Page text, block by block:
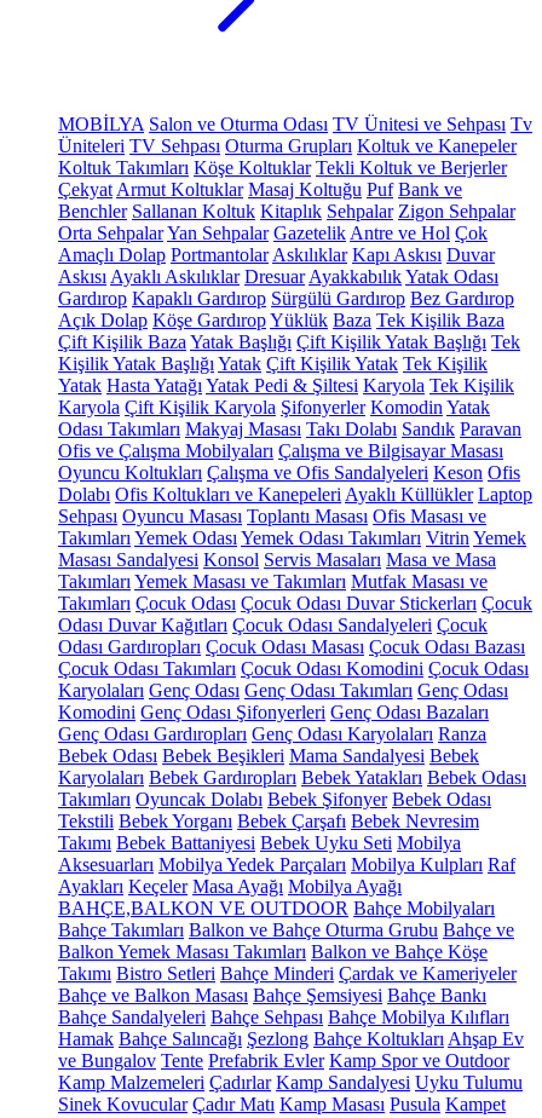
MOBİLYA Salon ve Oturma Odası TV Ünitesi ve Sehpası Tv
Üniteleri TV Sehpası Oturma Grupları Koltuk ve Kanepeler
Koltuk Takımları Köşe Koltuklar Tekli Koltuk ve Berjerler
Çekyat Armut Koltuklar Masaj Koltuğu Puf Bank ve
Benchler Sallanan Koltuk Kitaplık Sehpalar Zigon Sehpalar
Orta SehpalarYan Sehpalar Gazetelik Antre ve Hol Çok
Amaçlı Dolap Portmantolar Askılıklar Kapı Askısı Duvar
Askısı Ayaklı Askılıklar Dresuar AyakkabılıkYatak Odası
Gardırop Kapaklı Gardırop Sürgülü Gardırop Bez Gardırop
Açık Dolap Köşe GardıropYüklük Baza Tek Kişilik Baza
Çift Kişilik Baza Yatak Başlığı Çift Kişilik Yatak Başlığı Tek
Kişilik Yatak Başlığı Yatak Çift Kişilik Yatak Tek Kişilik
Yatak Hasta Yatağı Yatak Pedi & Şiltesi Karyola Tek Kişilik
Karyola Çift Kişilik Karyola Şifonyerler Komodin Yatak
Odası Takımları Makyaj Masası Takı Dolabı Sandık Paravan
Ofis ve Çalışma Mobilyaları Çalışma ve Bilgisayar Masası
Oyuncu Koltukları Çalışma ve Ofis Sandalyeleri Keson Ofis
Dolabı Ofis Koltukları ve Kanepeleri Ayaklı Küllükler Laptop
Sehpası Oyuncu Masası Toplantı Masası Ofis Masası ve
Takımları Yemek Odası Yemek Odası Takımları Vitrin Yemek
Masası Sandalyesi Konsol Servis Masaları Masa ve Masa
Takımları Yemek Masası ve Takımları Mutfak Masası ve
Takımları Çocuk Odası Çocuk Odası Duvar Stickerları Çocuk
Odası Duvar Kağıtları Çocuk Odası Sandalyeleri Çocuk
Odası Gardıropları Çocuk Odası Masası Çocuk Odası Bazası
Çocuk Odası Takımları Çocuk Odası Komodini Çocuk Odası
Karyolaları Genç Odası Genç Odası Takımları Genç Odası
Komodini Genç Odası Şifonyerleri Genç Odası Bazaları
Genç Odası Gardıropları Genç Odası Karyolaları Ranza
Bebek Odası Bebek Beşikleri Mama Sandalyesi Bebek
Karyolaları Bebek Gardıropları Bebek Yatakları Bebek Odası
Takımları Oyuncak Dolabı Bebek Şifonyer Bebek Odası
Tekstili Bebek Yorganı Bebek Çarşafı Bebek Nevresim
Takımı Bebek Battaniyesi Bebek Uyku Seti Mobilya
Aksesuarları Mobilya Yedek Parçaları Mobilya Kulpları Raf
Ayakları Keçeler Masa Ayağı Mobilya Ayağı
BAHÇE,BALKON VE OUTDOOR Bahçe Mobilyaları
Bahçe Takımları Balkon ve Bahçe Oturma Grubu Bahçe ve
Balkon Yemek Masası Takımları Balkon ve Bahçe Köşe
Takımı Bistro Setleri Bahçe Minderi Çardak ve Kameriyeler
Bahçe ve Balkon Masası Bahçe Şemsiyesi Bahçe Bankı
Bahçe Sandalyeleri Bahçe Sehpası Bahçe Mobilya Kılıfları
Hamak Bahçe Salıncağı Şezlong Bahçe Koltukları Ahşap Ev
ve Bungalov Tente Prefabrik Evler Kamp Spor ve Outdoor
Kamp Malzemeleri Çadırlar Kamp Sandalyesi Uyku Tulumu
Sinek Kovucular Çadır Matı Kamp Masası Pusula Kampet